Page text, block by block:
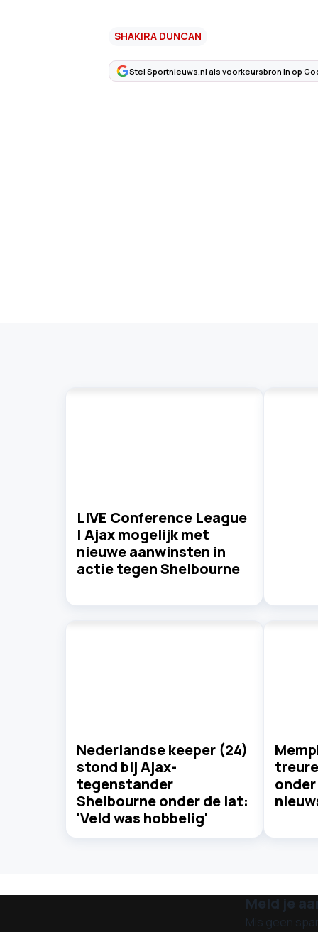
SHAKIRA DUNCAN
Stel Sportnieuws.nl als voorkeursbron in op
LIVE Conference League
| Ajax mogelijk met
nieuwe aanwinsten in
actie tegen Shelbourne
Nederlandse keeper (24)
stond bij Ajax-
tegenstander
Shelbourne onder de lat:
'Veld was hobbelig'
Meld je
Mis geen